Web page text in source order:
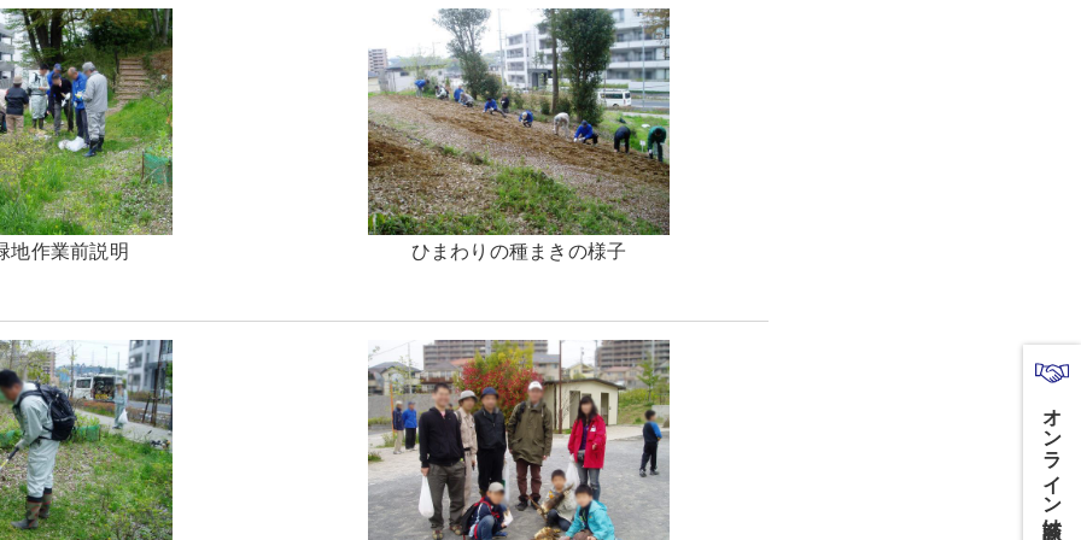
地作業前説明 ひまわりの種まきの様子
オンライン商談はこちら